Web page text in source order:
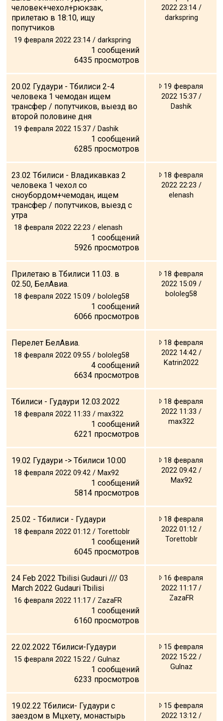
человек+чехол+рюкзак,
прилетаю в 18:10, ищу
попутчиков
19 февраля 2022 23:14 / darkspring
1 сообщений
6435 просмотров
2022 23:14 /
darkspring
20.02 Гудаури - Тбилиси 2-4
человека 1 чемодан ищем
трансфер / попутчиков, выезд во
второй половине дня
19 февраля 2022 15:37 / Dashik
1 сообщений
6285 просмотров
19 февраля
2022 15:37 /
Dashik
23.02 Тбилиси - Владикавказ 2
человека 1 чехол со
сноубордом+чемодан, ищем
трансфер / попутчиков, выезд с
утра
18 февраля 2022 22:23 / elenash
1 сообщений
5926 просмотров
18 февраля
2022 22:23 /
elenash
Прилетаю в Тбилиси 11.03. в
02.50, БелАвиа.
18 февраля 2022 15:09 / bololeg58
1 сообщений
6066 просмотров
18 февраля
2022 15:09 /
bololeg58
Перелет БелАвиа.
18 февраля 2022 09:55 / bololeg58
4 сообщений
6634 просмотров
18 февраля
2022 14:42 /
Katrin2022
Тбилиси - Гудаури 12.03.2022
18 февраля 2022 11:33 / max322
1 сообщений
6221 просмотров
18 февраля
2022 11:33 /
max322
19.02 Гудаури -> Тбилиси 10:00
18 февраля 2022 09:42 / Max92
1 сообщений
5814 просмотров
18 февраля
2022 09:42 /
Max92
25.02 - Тбилиси - Гудаури
18 февраля 2022 01:12 / Torettoblr
1 сообщений
6045 просмотров
18 февраля
2022 01:12 /
Torettoblr
24 Feb 2022 Tbilisi Gudauri /// 03
March 2022 Gudauri Tbilisi
16 февраля 2022 11:17 / ZazaFR
1 сообщений
6160 просмотров
16 февраля
2022 11:17 /
ZazaFR
22.02.2022 Тбилиси-Гудаури
15 февраля 2022 15:22 / Gulnaz
1 сообщений
6233 просмотров
15 февраля
2022 15:22 /
Gulnaz
19.02.22 Тбилиси- Гудаури с
заездом в Мцхету, монастырь
15 февраля
2022 13:12 /